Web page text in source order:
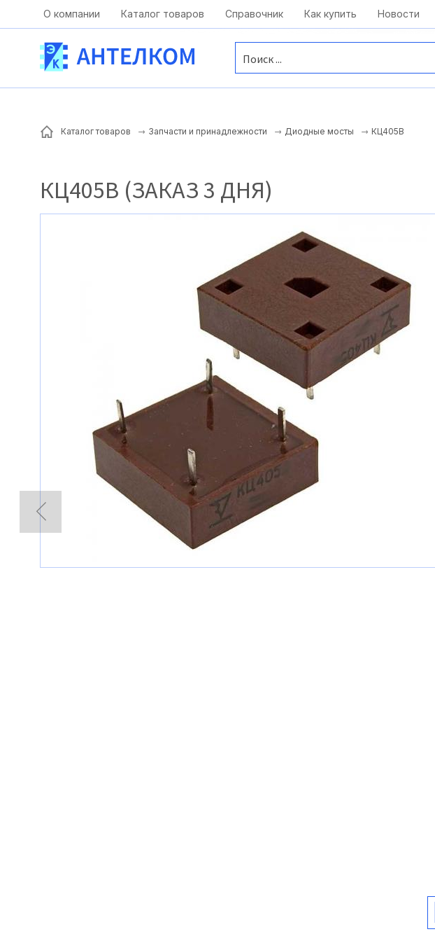
kai@antelcom.ru
Москва, ул. Московская, д.1 офис 1
О компании Каталог товаров Справочник Как купить Новости
Каталог товаров Запчасти и принадлежности Диодные мосты КЦ405В
КЦ405В (ЗАКАЗ 3 ДНЯ)